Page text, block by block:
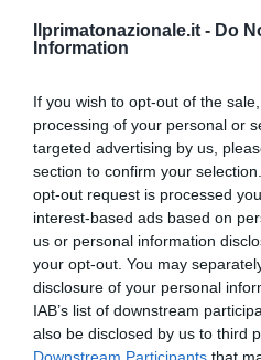
Ilprimatonazionale.it - Do
Information
If you wish to opt-out of the
processing of your personal or
targeted advertising by us,
section to confirm your
opt-out request is processed
interest-based ads based on
us or personal information
your opt-out. You may
disclosure of your personal
IAB’s list of downstream
also be disclosed by us to third
La sinistra è così serva delle
ricordo di
5 Agosto